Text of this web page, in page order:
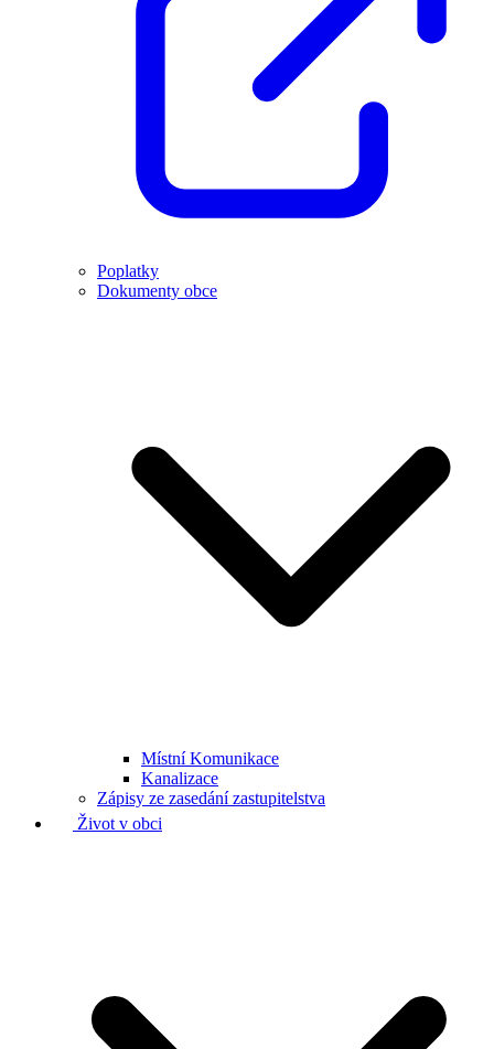
Poplatky
Dokumenty obce
Místní Komunikace
Kanalizace
Zápisy ze zasedání zastupitelstva
Život v obci